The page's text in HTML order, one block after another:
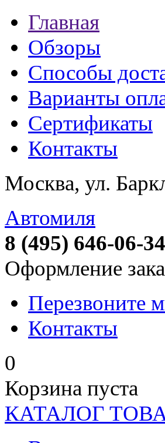
Главная
Обзоры
Способы
Варианты
Сертификаты
Контакты
Москва, ул.
Автомиля
8 (495) 646-06-34
Оформление
Перезвоните
Контакты
0
Корзина пуста
КАТАЛОГ